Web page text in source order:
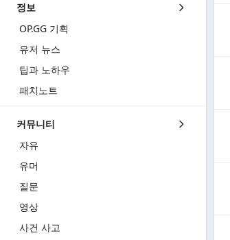
정보
OP.GG 기획
유저 뉴스
팁과 노하우
패치노트
커뮤니티
자유
유머
질문
영상
사건 사고